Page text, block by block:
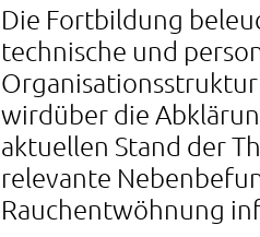
Die Fortbildung
technische und
wirdüber die
aktuellen Stand der
relevante
Rauchentwöhnung